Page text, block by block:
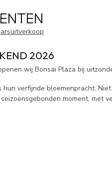
2026
wij Bonsai Plaza bij
verfijnde bloemenpracht.
moment, met